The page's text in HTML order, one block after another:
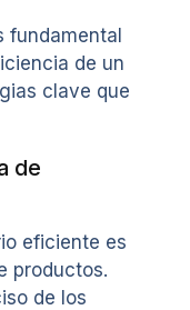
fundamental
de un
clave que
de
eficiente es
productos.
de los